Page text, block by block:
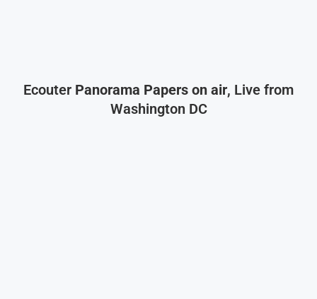
Ecouter Panorama Papers on air, Live from
Washington DC